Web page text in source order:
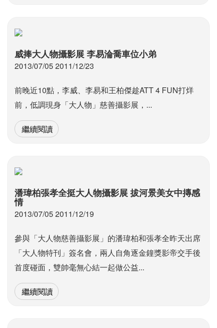
威捧大人物攝影展 李易淪喬車位小弟
2013/07/05 2011/12/23
前晚近10點，李威、李易和王柏傑趁ATT 4 FUN打烊
前，低調現身「大人物」慈善攝影展，...
繼續閱讀
潘瑋柏張孝全挺大人物攝影展 拔河景美女中摶感
情
2013/07/05 2011/12/19
參與「大人物慈善攝影展」的潘瑋柏和張孝全昨天出席
「大人物特刊」簽名會，兩人自角逐金鐘獎影帝交手後
首度碰面，雙帥毫無心結一起做公益...
繼續閱讀